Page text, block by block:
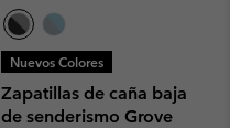
Nuevos Colores
Zapatillas de caña baja
de senderismo Grove